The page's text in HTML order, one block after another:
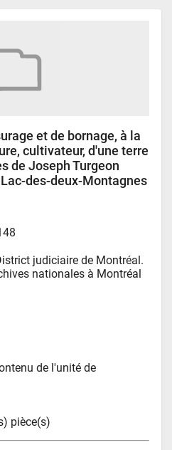
et de bornage, à la
cultivateur, d'une terre
de Joseph Turgeon
des-deux-Montagnes
judiciaire de Montréal.
nationales à Montréal
de l'unité de
pièce(s)